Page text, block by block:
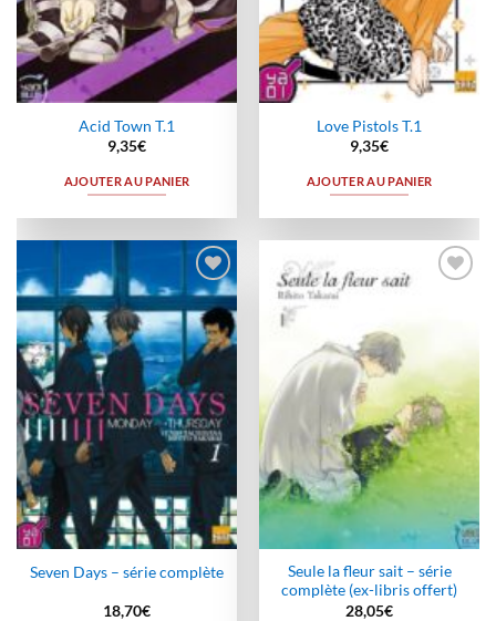
Acid Town T.1
9,35€
AJOUTER AU PANIER
Love Pistols T.1
9,35€
AJOUTER AU PANIER
Ajouter
à la
wishlist
Seven Days – série complète
18,70€
Seule la fleur sait – série
complète (ex-libris offert)
28,05€